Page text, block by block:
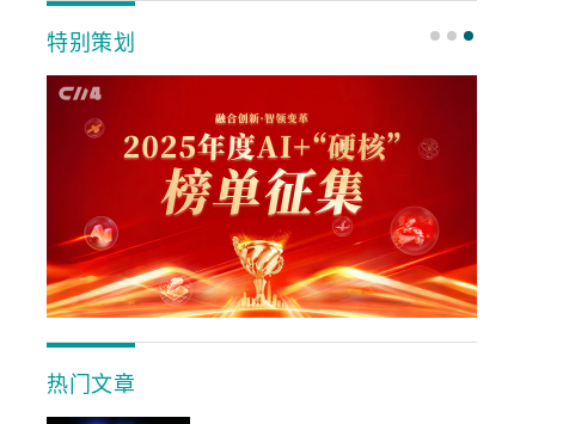
特别策划
热门文章